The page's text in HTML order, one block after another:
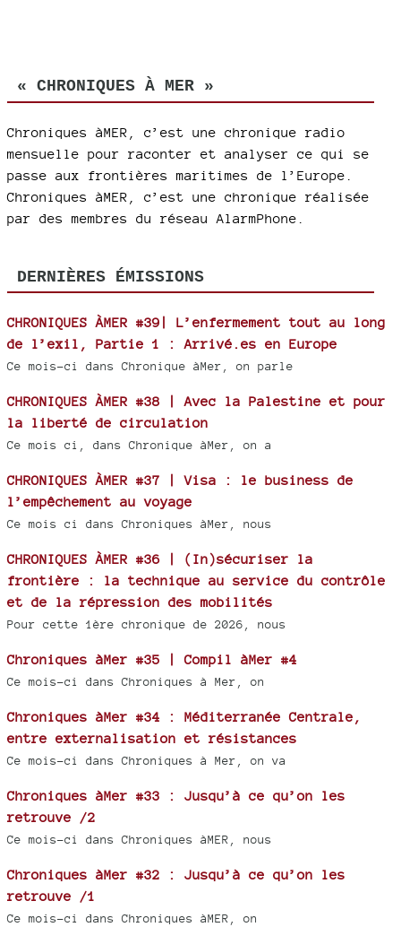
« CHRONIQUES À MER »
Chroniques àMER, c’est une chronique radio
mensuelle pour raconter et analyser ce qui se
passe aux frontières maritimes de l’Europe.
Chroniques àMER, c’est une chronique réalisée
par des membres du réseau AlarmPhone.
DERNIÈRES ÉMISSIONS
CHRONIQUES ÀMER #39| L’enfermement tout au long
de l’exil, Partie 1 : Arrivé.es en Europe
Ce mois-ci dans Chronique àMer, on parle
CHRONIQUES ÀMER #38 | Avec la Palestine et pour
la liberté de circulation
Ce mois ci, dans Chronique àMer, on a
CHRONIQUES ÀMER #37 | Visa : le business de
l’empêchement au voyage
Ce mois ci dans Chroniques àMer, nous
CHRONIQUES ÀMER #36 | (In)sécuriser la
frontière : la technique au service du contrôle
et de la répression des mobilités
Pour cette 1ère chronique de 2026, nous
Chroniques àMer #35 | Compil àMer #4
Ce mois-ci dans Chroniques à Mer, on
Chroniques àMer #34 : Méditerranée Centrale,
entre externalisation et résistances
Ce mois-ci dans Chroniques à Mer, on va
Chroniques àMer #33 : Jusqu’à ce qu’on les
retrouve /2
Ce mois-ci dans Chroniques àMER, nous
Chroniques àMer #32 : Jusqu’à ce qu’on les
retrouve /1
Ce mois-ci dans Chroniques àMER, on